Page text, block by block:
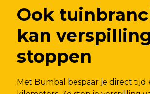
Ook
kan
stoppen
Met Bumbal bespaar je direct tijd